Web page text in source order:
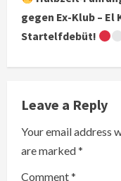
n
R
e
a
gegen Ex-Klub –
Startelfdebüt!
Leave a Reply
Your email address
are marked*
Comment*